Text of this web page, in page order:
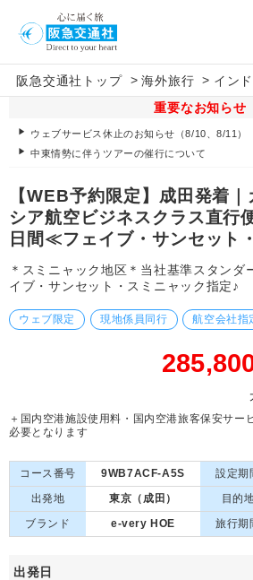
阪急交通社トップ > 海外旅行 > イン
重要なお知らせ
ウェブサービス休止のお知らせ（8/10、8/11）
中東情勢に伴うツアーの催行について
【WEB予約限定】成田発着
シア航空ビジネスクラス直行
日間≪フェイブ・サンセット
＊スミニャック地区＊当社基準スタンダ
イブ・サンセット・スミニャック指定♪
ウェブ限定 現地係員同行 航空会社指
＋国内空港施設使用料・国内空港旅客保安サー
必要となります
コース番号 9WB7ACF-A5S 設定期
出発地
東京（成田） 目的
ブランド
e-very HOE 旅行期
出発日